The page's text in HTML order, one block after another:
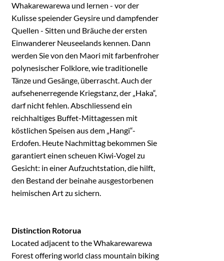
Whakarewarewa und lernen - vor der
Kulisse speiender Geysire und dampfender
Quellen - Sitten und Bräuche der ersten
Einwanderer Neuseelands kennen. Dann
werden Sie von den Maori mit farbenfroher
polynesischer Folklore, wie traditionelle
Tänze und Gesänge, überrascht. Auch der
aufsehenerregende Kriegstanz, der „Haka“,
darf nicht fehlen. Abschliessend ein
reichhaltiges Buffet-Mittagessen mit
köstlichen Speisen aus dem „Hangi“-
Erdofen. Heute Nachmittag bekommen Sie
garantiert einen scheuen Kiwi-Vogel zu
Gesicht: in einer Aufzuchtstation, die hilft,
den Bestand der beinahe ausgestorbenen
heimischen Art zu sichern.
Distinction Rotorua
Located adjacent to the Whakarewarewa
Forest offering world class mountain biking